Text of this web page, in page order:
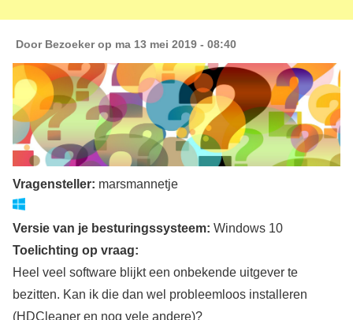
Door Bezoekerop ma 13 mei 2019 - 08:40
Vragensteller: marsmannetje
Versie van je besturingssysteem: Windows 10
Toelichting op vraag:
Heel veel software blijkt een onbekende uitgever te
bezitten. Kan ik die dan wel probleemloos installeren
(HDCleaner en nog vele andere)?